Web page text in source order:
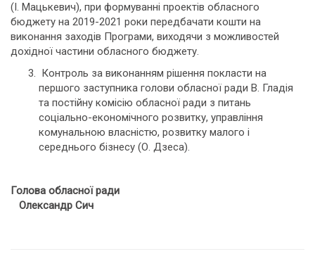
(І. Мацькевич), при формуванні проектів обласного
бюджету на 2019-2021 роки передбачати кошти на
виконання заходів Програми, виходячи з можливостей
дохідної частини обласного бюджету.
Контроль за виконанням рішення покласти на
першого заступника голови обласної ради В. Гладія
та постійну комісію обласної ради з питань
соціально-економічного розвитку, управління
комунальною власністю, розвитку малого і
середнього бізнесу (О. Дзеса).
Голова обласної ради
Олександр Сич